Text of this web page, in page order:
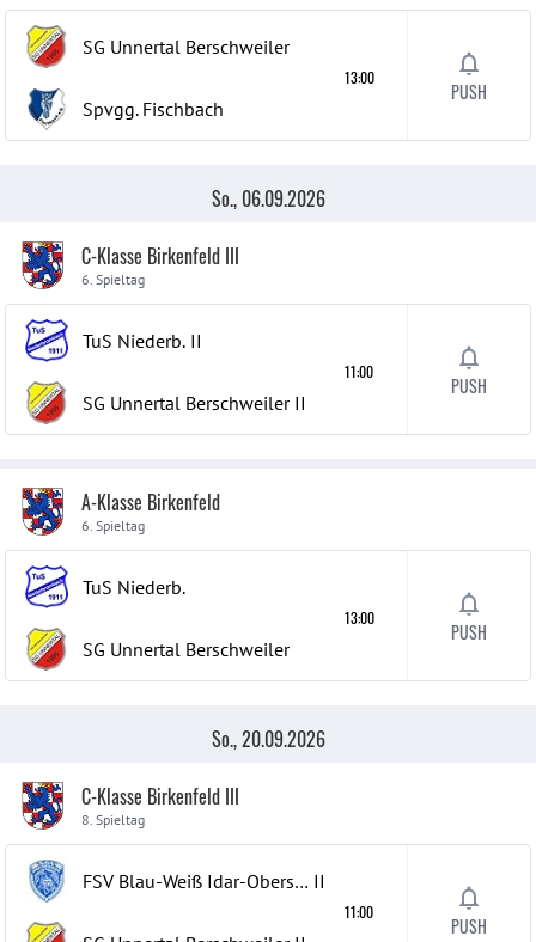
SG Unnertal Berschweiler
Spvgg. Fischbach
13:00
PUSH
So., 06.09.2026
C-Klasse Birkenfeld III
6. Spieltag
TuS Niederb. II
SG Unnertal Berschweiler II
11:00
PUSH
A-Klasse Birkenfeld
6. Spieltag
TuS Niederb.
SG Unnertal Berschweiler
13:00
PUSH
So., 20.09.2026
C-Klasse Birkenfeld III
8. Spieltag
FSV Blau-Weiß Idar-Oberstein II
11:00
PUSH